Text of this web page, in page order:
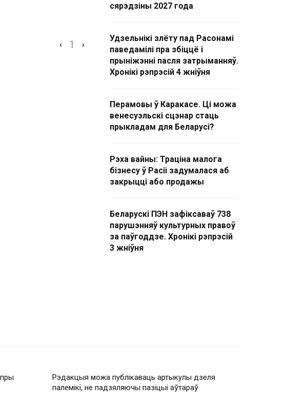
‹ 1 ›
сярэдзіны 2027 года
Удзельнікі злёту пад Расонамі
паведамілі пра збіццё і
прыніжэнні пасля затрыманняў.
Хронікі рэпрэсій 4 жніўня
Перамовы ў Каракасе. Ці можа
венесуэльскі сцэнар стаць
прыкладам для Беларусі?
Рэха вайны: Траціна малога
бізнесу ў Расіі задумалася аб
закрыцці або продажы
Беларускі ПЭН зафіксаваў 738
парушэнняў культурных правоў
за паўгоддзе. Хронікі рэпрэсій
3 жніўня
Рэдакцыя можа публікаваць артыкулы дзеля
палемікі, не падзяляючы пазіцыі аўтараў